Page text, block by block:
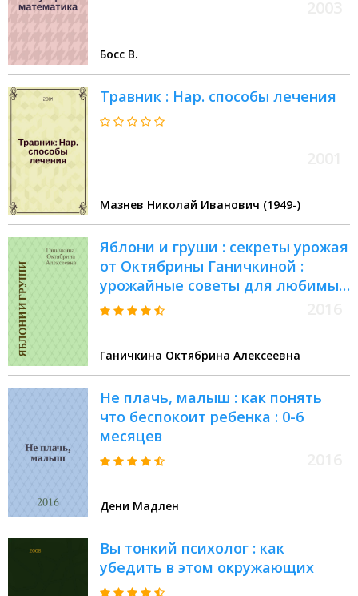
Босс В.
Травник : Нар. способы лечения
Мазнев Николай Иванович (1949-)
Яблони и груши : секреты урожая
от Октябрины Ганичкиной :
урожайные советы для любимых
дачников!
Ганичкина Октябрина Алексеевна
Не плачь, малыш : как понять
что беспокоит ребенка : 0-6
месяцев
Дени Мадлен
Вы тонкий психолог : как
убедить в этом окружающих